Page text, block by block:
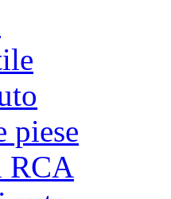
piese
RCA